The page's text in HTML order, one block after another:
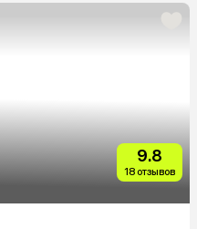
9.8
18 отзывов